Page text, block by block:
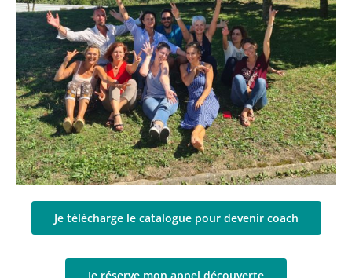
Je télécharge le catalogue pour devenir coach